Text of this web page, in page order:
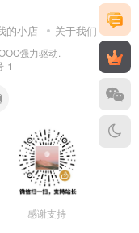
的小店 关于我们
强力驱动.
1
感谢支持